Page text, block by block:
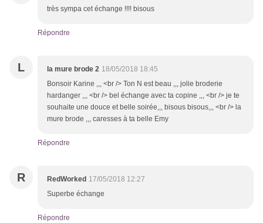
très sympa cet échange !!!! bisous
Répondre
L la mure brode 2 18/05/2018 18:45
Bonsoir Karine ,,, <br /> Ton N est beau ,,, jolie broderie
hardanger ,,, <br /> bel échange avec ta copine ,,, <br /> je te
souhaite une douce et belle soirée,,, bisous bisous,,, <br /> la
mure brode ,,, caresses à ta belle Emy
Répondre
R RedWorked 17/05/2018 12:27
Superbe échange
Répondre